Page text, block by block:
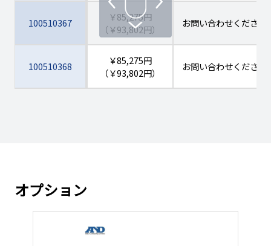
100510367
￥85,275円
（￥93,802円）
お問い合わせください
100510368
￥85,275円
（￥93,802円）
お問い合わせください
100510375
オプション